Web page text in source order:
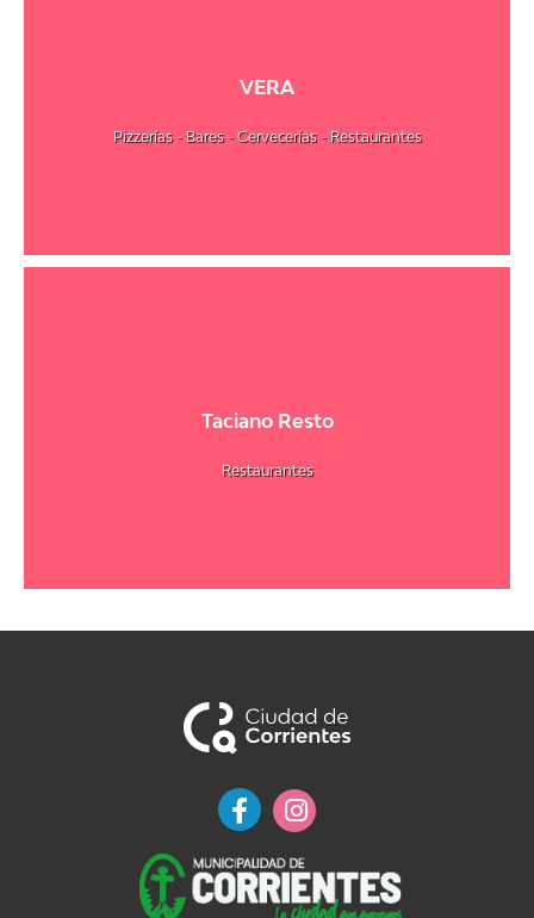
VERA
Pizzerías - Bares - Cervecerías - Restaurantes
Taciano Resto
Restaurantes